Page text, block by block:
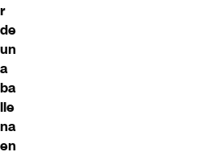
r
de
un
a
ba
lle
na
en